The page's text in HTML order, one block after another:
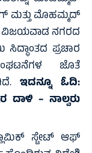
ಮತ್ತು ಮೊಹಮ್ಮದ್
ವಿಜಯವಾಡ ನಗರದ
ಪ್ರಚಾರ
ಜೊತೆ
ಇದನ್ನೂ ಓದಿ:
ದಾಳಿ – ನಾಲ್ವರು
ಸ್ಟೇಟ್ ಆಫ್